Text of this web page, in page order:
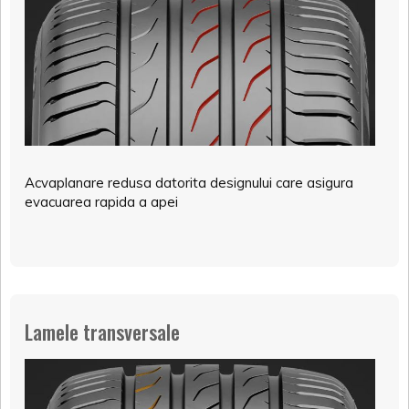
Acvaplanare redusa datorita designului care asigura
evacuarea rapida a apei
Lamele transversale